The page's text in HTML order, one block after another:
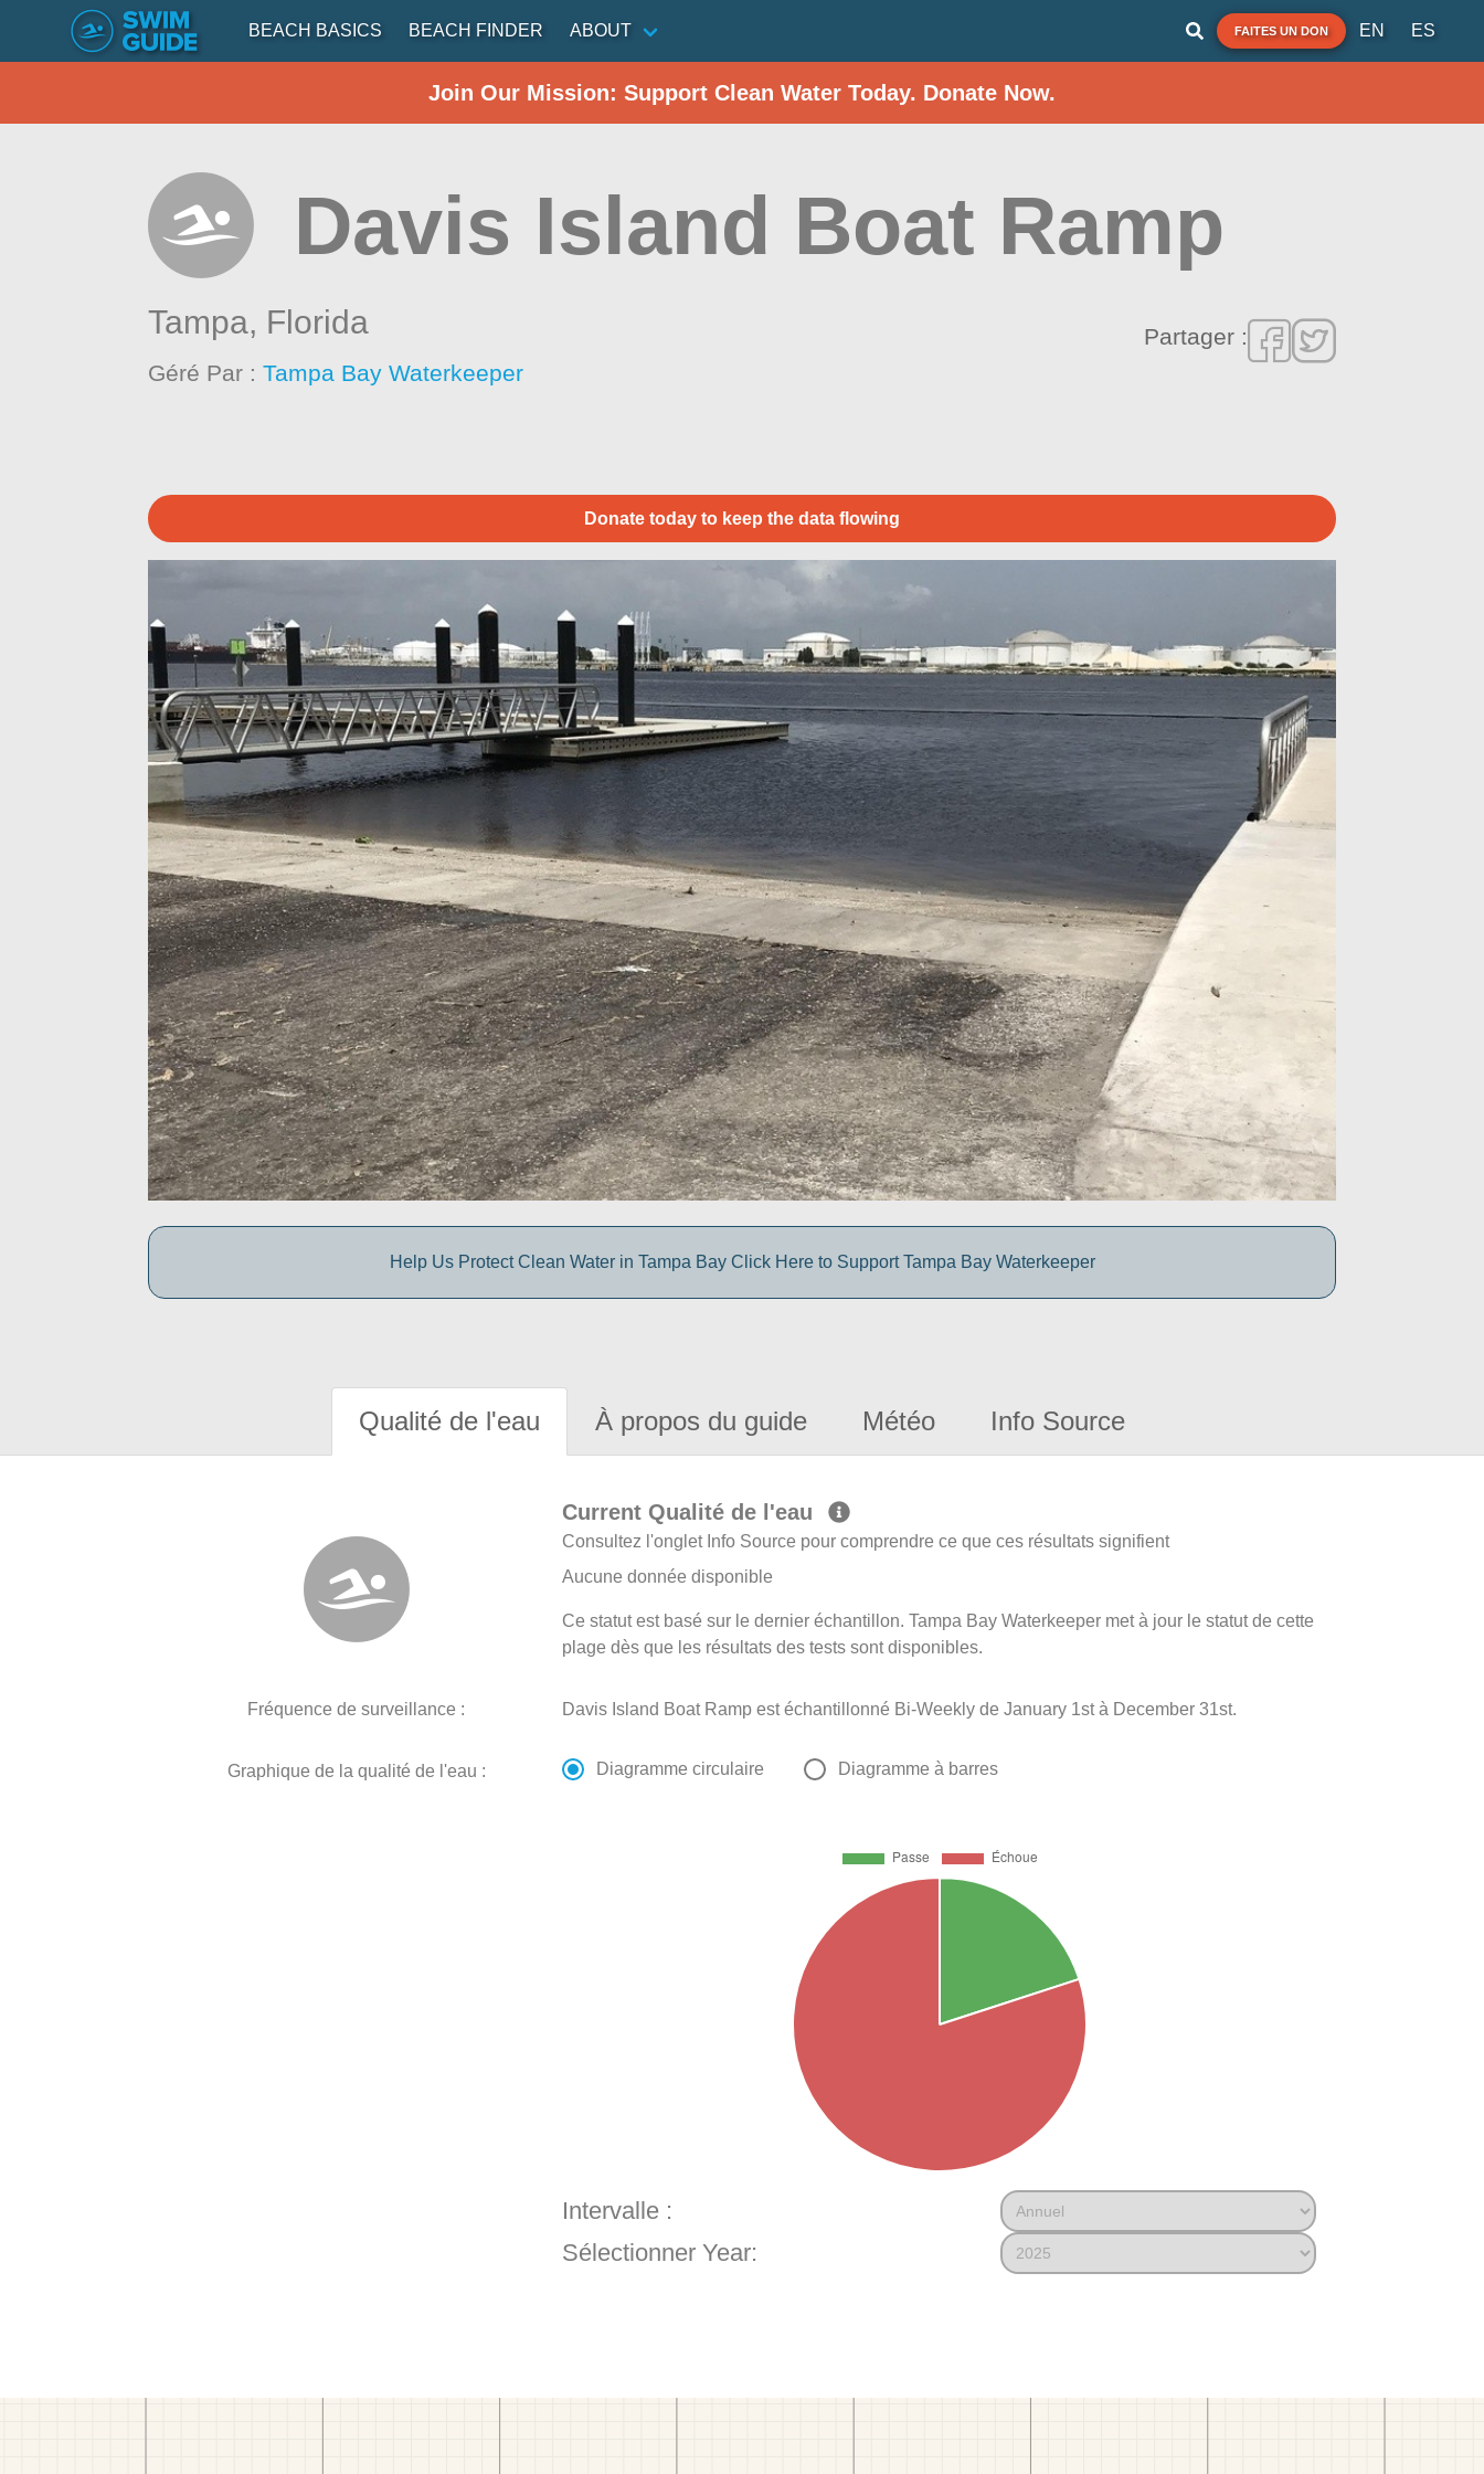
BEACH BASICS BEACH FINDER ABOUT FAITES UN DON EN ES
Join Our Mission: Support Clean Water Today. Donate Now.
Davis Island Boat Ramp
Tampa, Florida
Géré Par :Tampa Bay Waterkeeper
Partager :
Donate today to keep the data flowing
Help Us Protect Clean Water in Tampa Bay Click Here to Support Tampa Bay Waterkeeper
Qualité de l'eau À propos du guide Météo Info Source
Current Qualité de l'eau
Consultez l'onglet Info Source pour comprendre ce que ces résultats signifient
Aucune donnée disponible
Ce statut est basé sur le dernier échantillon. Tampa Bay Waterkeeper met à jour le statut de cette
plage dès que les résultats des tests sont disponibles.
Fréquence de surveillance : Davis Island Boat Ramp est échantillonné Bi-Weekly de January 1st à December 31st.
Graphique de la qualité de l'eau : Diagramme circulaire Diagramme à barres
Intervalle :
Sélectionner Year: